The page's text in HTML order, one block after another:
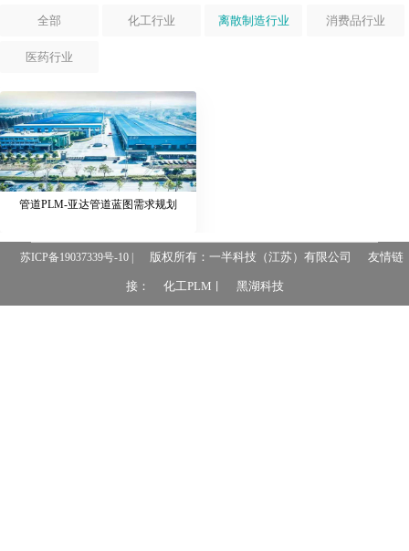
全部 化工行业 离散制造行业 消费品行业
医药行业
管道PLM-亚达管道蓝图需求规划
苏ICP备19037339号-10 | 版权所有：一半科技（江苏）有限公司 友情链
接： 化工PLM 黑湖科技